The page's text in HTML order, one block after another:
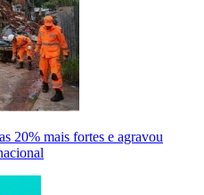
20% mais fortes e agravou